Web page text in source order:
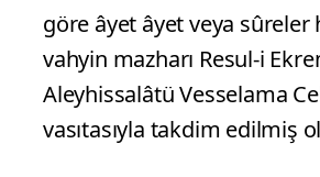
göre âyet âyet veya sûreler
vahyin mazharı Resul-i
Aleyhissalâtü Vesselama
vasıtasıyla takdim edilmiş